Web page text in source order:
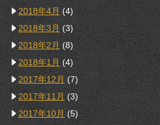
2018年4月 (4)
2018年3月 (3)
2018年2月 (8)
2018年1月 (4)
2017年12月 (7)
2017年11月 (3)
2017年10月 (5)